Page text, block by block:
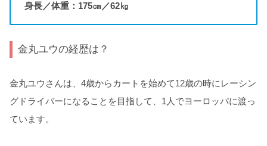
身長／体重：175㎝／62㎏
金丸ユウの経歴は？
金丸ユウさんは、4歳からカートを始めて12歳の時にレーシン
グドライバーになることを目指して、1人でヨーロッパに渡っ
ています。